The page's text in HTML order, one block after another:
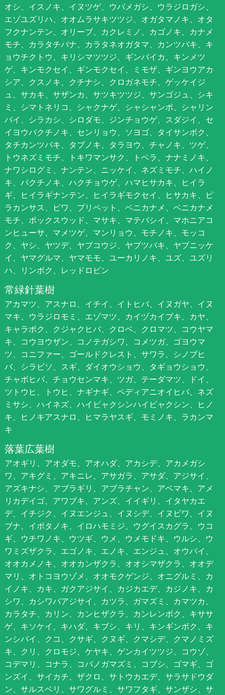
オシ、イスノキ、イヌツゲ、ウバメガシ、ウラジロガシ、
エゾユズリハ、オオムラサキツツジ、オガタマノキ、オタ
フクナンテン、オリーブ、カクレミノ、カゴノキ、カナメ
モチ、カラタチバナ、カラタネオガタマ、カンツバキ、キ
ョウチクトウ、キリシマツツジ、ギンバイカ、キンメツ
ゲ、キンモクセイ、ギンモクセイ、ミモザ、ギンヨウアカ
シア、クスノキ、クチナシ、クロガネモチ、ゲッケイジ
ュ、サカキ、サザンカ、サツキツツジ、サンゴジュ、シキ
ミ、シマトネリコ、シャクナゲ、シャシャンポ、シャリン
バイ、シラカシ、シロダモ、ジンチョウゲ、スダジイ、セ
イヨウバクチノキ、センリョウ、ソヨゴ、タイサンボク、
タチカンツバキ、タブノキ、タラヨウ、チャノキ、ツゲ、
トウネズミモチ、トキワマンサク、トベラ、ナナミノキ、
ナワシログミ、ナンテン、ニッケイ、ネズミモチ、ハイノ
キ、バクチノキ、ハクチョウゲ、ハマヒサカキ、ヒイラ
ギ、ヒイラギナンテン、ヒイラギモクセイ、ヒサカキ、ピ
ラカンサス、ビワ、プリペット、ベニカナメ、ベニカナメ
モチ、ボックスウッド、マサキ、マテバシイ、マホニアコ
ンヒューサ、マメツゲ、マンリョウ、モチノキ、モッコ
ク、ヤシ、ヤツデ、ヤブコウジ、ヤブツバキ、ヤブニッケ
イ、ヤマグルマ、ヤマモモ、ユーカリノキ、ユズ、ユズリ
ハ、リンボク、レッドロビン
常緑針葉樹
アカマツ、アスナロ、イチイ、イトヒバ、イヌガヤ、イヌ
マキ、ウラジロモミ、エゾマツ、カイヅカイブキ、カヤ、
キャラボク、クジャクヒバ、クロベ、クロマツ、コウヤマ
キ、コウヨウザン、コノテガシワ、コメツガ、ゴヨウマ
ツ、コニファー、ゴールドクレスト、サワラ、シノブヒ
バ、シラビソ、スギ、ダイオウショウ、タギョウショウ、
チャボヒバ、チョウセンマキ、ツガ、テーダマツ、ドイ、
ツトウヒ、トウヒ、ナギナギ、ペディアニオイヒバ、ネズ
ミサシ、ハイネズ、ハイビャクシンハイビャクシン、ヒノ
キ、ヒノキアスナロ、ヒマラヤスギ、モミノキ、ラカンマ
キ
落葉広葉樹
アオギリ、アオダモ、アオハダ、アカシデ、アカメガシ
ワ、アキグミ、アキニレ、アサガラ、アサダ、アジサイ、
アズキナシ、アブラギリ、アブラチャン、アベマキ、アメ
リカデイゴ、アワブキ、アンズ、イイギリ、イタヤカエ
デ、イチジク、イヌエンジュ、イヌシデ、イヌビワ、イヌ
ブナ、イボタノキ、イロハモミジ、ウグイスカグラ、ウコ
ギ、ウチワノキ、ウツギ、ウメ、ウメモドキ、ウルシ、ウ
ワミズザクラ、エゴノキ、エノキ、エンジュ、オウバイ、
オオカメノキ、オオカンザクラ、オオシマザクラ、オオデ
マリ、オトコヨウゾメ、オオモクゲンジ、オニグルミ、カ
イノキ、カキ、ガクアジサイ、カジカエデ、カジノキ、カ
シワ、カシワバアジサイ、カツラ、ガマズミ、カマツカ、
カラタチ、カリン、カンヒザクラ、カンレンボク、キササ
ゲ、キソケイ、キハダ、キブシ、キリ、キンギンボク、キ
ンシバイ、クコ、クサギ、クヌギ、クマシデ、クマノミズ
キ、クリ、クロモジ、ケヤキ、ゲンカイツツジ、コウゾ、
コデマリ、コナラ、コバノガマズミ、コブシ、ゴマギ、ゴ
ンズイ、サイカチ、ザクロ、サトウカエデ、サラサドウダ
ン、サルスベリ、サワグルミ、サワフタギ、サンザシ、サ